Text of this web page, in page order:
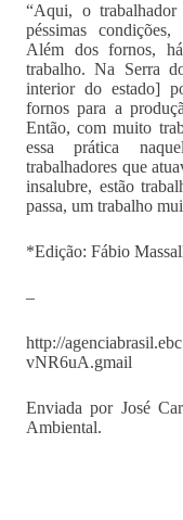
“Aqui, o
péssimas
Além dos fornos,
trabalho. Na Serra
interior do estado]
fornos para a
Então, com muito
essa prática
trabalhadores que
insalubre, estão
passa, um trabalho
*Edição: Fábio
–
http://
vNR6uA.gmail
Enviada por José
Ambiental.